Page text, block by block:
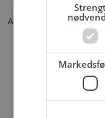
Application error: a
browser